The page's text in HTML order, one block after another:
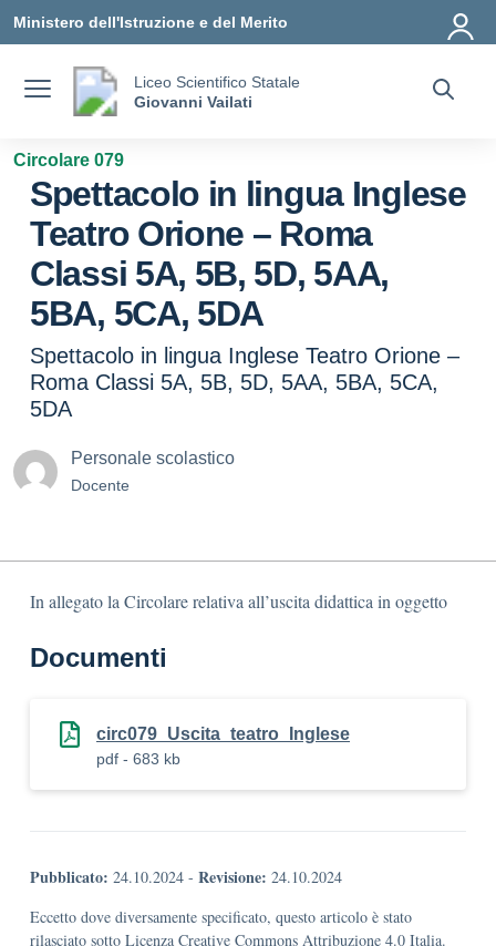
Ministero dell'Istruzione e del Merito
Liceo Scientifico Statale
Giovanni Vailati
Circolare 079
Spettacolo in lingua Inglese
Teatro Orione – Roma
Classi 5A, 5B, 5D, 5AA,
5BA, 5CA, 5DA
Spettacolo in lingua Inglese Teatro Orione –
Roma Classi 5A, 5B, 5D, 5AA, 5BA, 5CA,
5DA
Personale scolastico
Docente
In allegato la Circolare relativa all’uscita didattica in oggetto
Documenti
circ079_Uscita_teatro_Inglese
pdf - 683 kb
Pubblicato: 24.10.2024 - Revisione: 24.10.2024
Eccetto dove diversamente specificato, questo articolo è stato
rilasciato sotto Licenza Creative Commons Attribuzione 4.0 Italia.